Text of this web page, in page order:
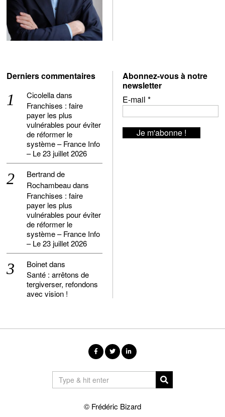
Derniers commentaires
Cicolelladans
Franchises : faire
payer les plus
vulnérables pour éviter
de réformer le
système – France Info
– Le 23 juillet 2026
Bertrand de
Rochambeaudans
Franchises : faire
payer les plus
vulnérables pour éviter
de réformer le
système – France Info
– Le 23 juillet 2026
Boinetdans
Santé : arrêtons de
tergiverser, refondons
avec vision !
Abonnez-vous à notre
newsletter
E-mail *
© Frédéric Bizard